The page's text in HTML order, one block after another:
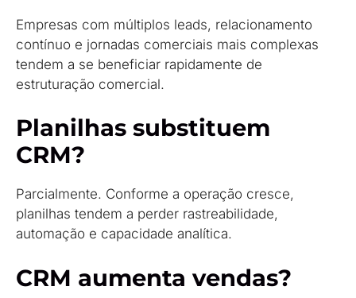
Empresas com múltiplos leads, relacionamento
contínuo e jornadas comerciais mais complexas
tendem a se beneficiar rapidamente de
estruturação comercial.
Planilhas substituem
CRM?
Parcialmente. Conforme a operação cresce,
planilhas tendem a perder rastreabilidade,
automação e capacidade analítica.
CRM aumenta vendas?